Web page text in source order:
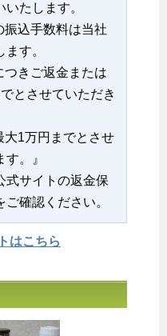
たします。
込手数料は当社
す。
きご返金または
とさせていただき
1万円までとさせ
。』
式サイトの返金保
確認ください。
はこちら